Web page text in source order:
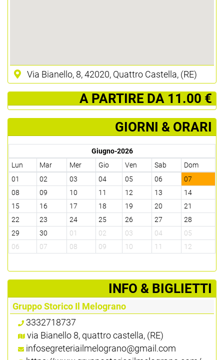
Via Bianello, 8, 42020, Quattro Castella, (RE)
­ A PARTIRE DA 11.00 €
GIORNI & ORARI
Giugno-2026
Lun
Mar Mer Gio Ven Sab
Dom
01
02 03 04 05 06
07
08
09 10 11 12 13
14
15
16 17 18 19 20
21
22
23 24 25 26 27
28
29
30 01 02 03 04
05
06
07 08 09 10 11 12
­INFO & BIGLIETTI
Gruppo Storico Il Melograno
3332718737
via Bianello 8, quattro castella, (RE)
infosegreteriailmelograno@gmail.com